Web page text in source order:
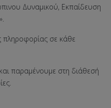
Δυναμικού, Εκπαίδευση
πληροφορίας σε κάθε
παραμένουμε στη διάθεσή